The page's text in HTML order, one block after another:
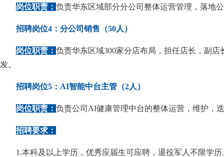
岗位职责： 负责华东区域部分分公司整体运营管理，落地
招聘岗位4：分公司销售（50人）
岗位职责： 负责华东区域300家分店布局，担任店长，副
发。
招聘岗位5：AI智能中台主管（2人）
岗位职责： 负责公司AI健康管理中台的整体运营，维护，
招聘要求：
1.本科及以上学历，优秀应届生可应聘，退役军人不限学历